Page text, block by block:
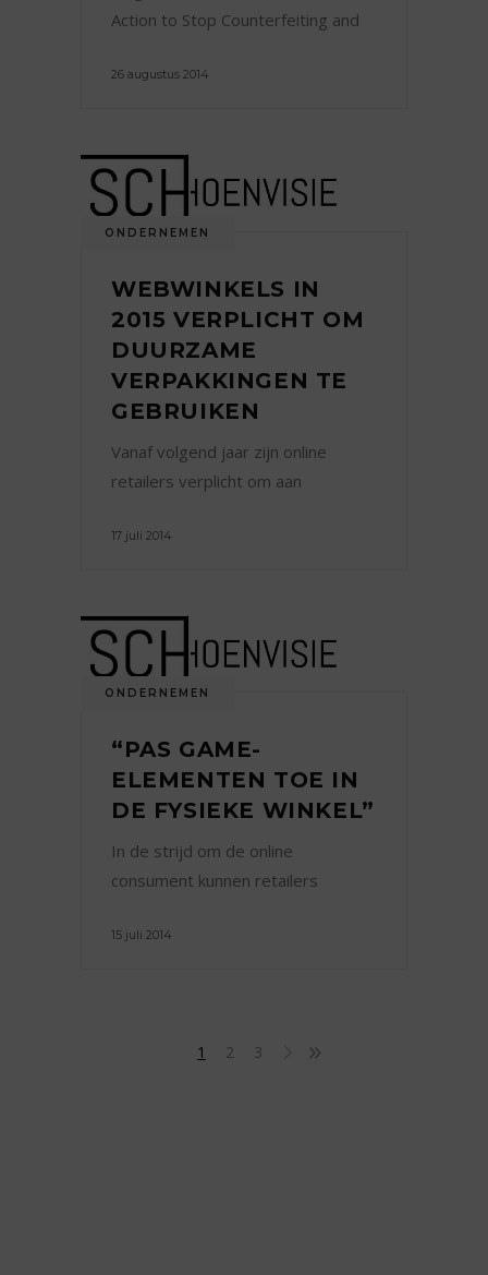
Action to Stop Counterfeiting and
26 augustus 2014
ONDERNEMEN
WEBWINKELS IN
2015 VERPLICHT OM
DUURZAME
VERPAKKINGEN TE
GEBRUIKEN
Vanaf volgend jaar zijn online
retailers verplicht om aan
17 juli 2014
ONDERNEMEN
“PAS GAME-
ELEMENTEN TOE IN
DE FYSIEKE WINKEL”
In de strijd om de online
consument kunnen retailers
15 juli 2014
1 2 3